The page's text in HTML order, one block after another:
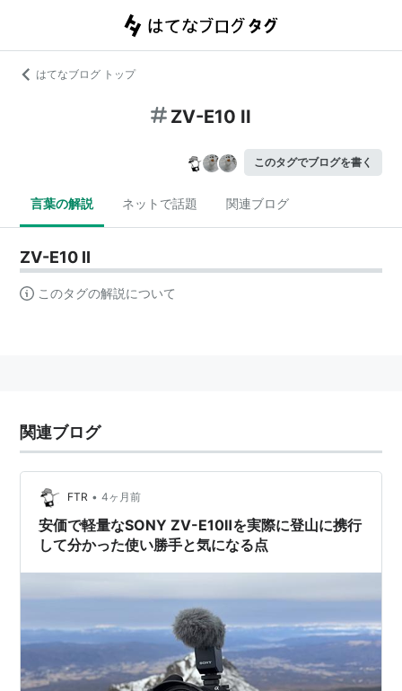
はてなブログ トップ
ZV-E10 II
このタグでブログを書く
言葉の解説 ネットで話題 関連ブログ
ZV-E10 II
このタグの解説について
関連ブログ
FTR • 4ヶ月前
安価で軽量なSONY ZV-E10Ⅱを実際に登山に携行
して分かった使い勝手と気になる点